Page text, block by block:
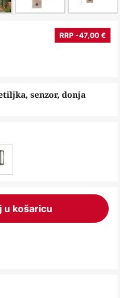
senzor, donja
RRP -47,00 €
u košaricu